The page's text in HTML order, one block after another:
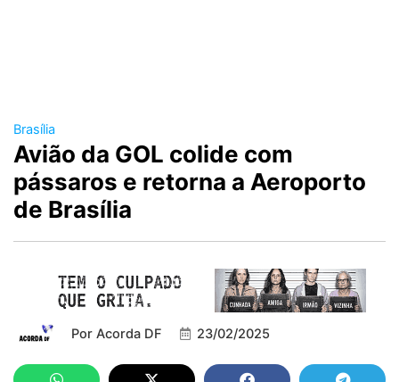
Brasília
Avião da GOL colide com
pássaros e retorna a Aeroporto
de Brasília
Por Acorda DF 23/02/2025